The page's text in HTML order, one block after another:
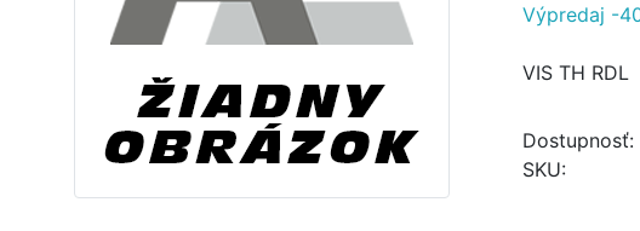
Výpredaj -
VIS TH RDL
Dostupnosť:
SKU: